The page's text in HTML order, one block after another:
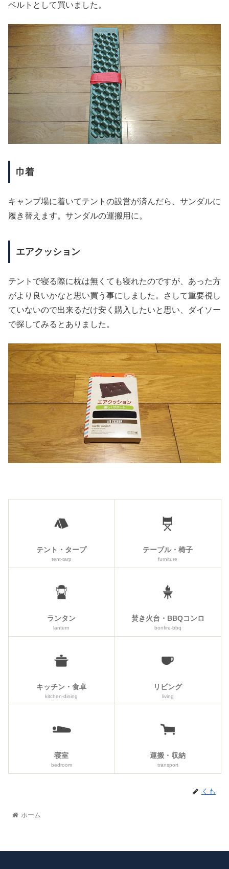
ベルトとして買いました。
巾着
キャンプ場に着いてテントの設営が済んだら、サンダルに
履き替えます。サンダルの運搬用に。
エアクッション
テントで寝る際に枕は無くても寝れたのですが、あった方
がより良いかなと思い買う事にしました。さして重要視し
ていないので出来るだけ安く購入したいと思い、ダイソー
で探してみるとありました。
テント・タープ
tent-tarp
テーブル・椅子
furniture
ランタン
lantern
焚き火台・BBQコンロ
bonfire-bbq
キッチン・食卓
kitchen-dining
リビング
living
寝室
bedroom
運搬・収納
transport
くも
ホーム